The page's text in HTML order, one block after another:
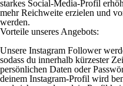
starkes Social-Media-Profil
mehr Reichweite erzielen und
werden.
Vorteile unseres Angebots:
Unsere Instagram Follower
sodass du innerhalb kürzester
persönlichen Daten oder
deinem Instagram-Profil wird